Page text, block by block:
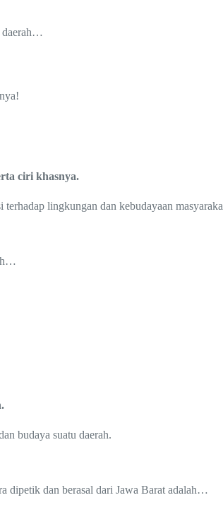
daerah…
ciri khasnya.
lingkungan dan kebudayaan
budaya suatu daerah.
dipetik dan berasal dari Jawa Barat adalah…